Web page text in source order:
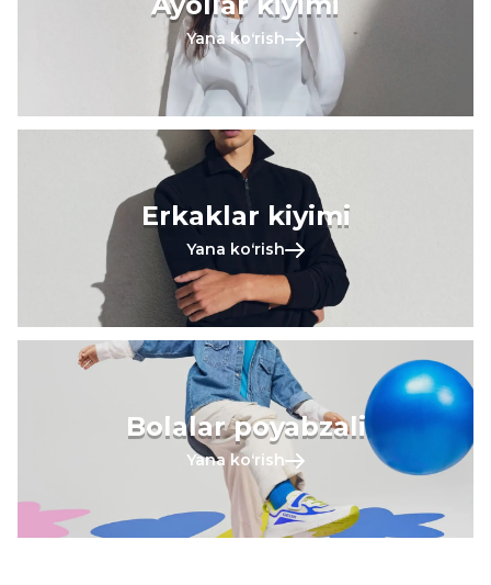
Yana koʻrish
Erkaklar kiyimi
Yana koʻrish
Bolalar poyabzali
Yana koʻrish